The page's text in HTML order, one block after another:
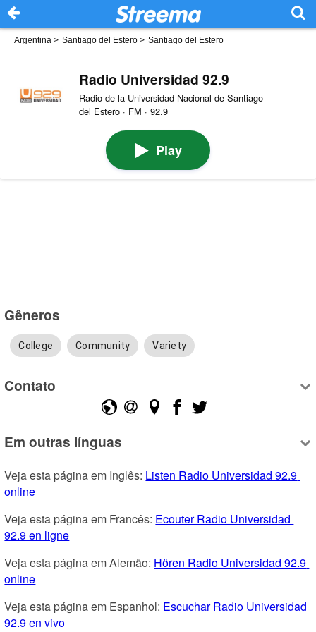
Argentina > Santiago del Estero > Santiago del Estero
Radio Universidad 92.9
Radio de la Universidad Nacional de Santiago
del Estero · FM · 92.9
Play
Gêneros
College Community Variety
Contato
Em outras línguas
Veja esta página em Inglês: Listen Radio Universidad 92.9
online
Veja esta página em Francês: Ecouter Radio Universidad
92.9 en ligne
Veja esta página em Alemão: Hören Radio Universidad 92.9
online
Veja esta página em Espanhol: Escuchar Radio Universidad
92.9 en vivo